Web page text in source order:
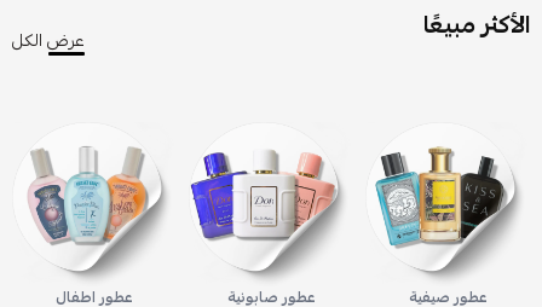
الأكثر مبيعًا عرض الكل
عطور صيفية عطور صابونية عطور اطفال